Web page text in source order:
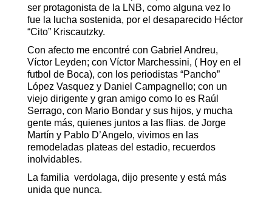
ser protagonista de la LNB, como alguna vez lo
fue la lucha sostenida, por el desaparecido Héctor
“Cito” Kriscautzky.
Con afecto me encontré con Gabriel Andreu,
Víctor Leyden; con Víctor Marchessini, ( Hoy en el
futbol de Boca), con los periodistas “Pancho”
López Vasquez y Daniel Campagnello; con un
viejo dirigente y gran amigo como lo es Raúl
Serrago, con Mario Bondar y sus hijos, y mucha
gente más, quienes juntos a las flias. de Jorge
Martín y Pablo D’Angelo, vivimos en las
remodeladas plateas del estadio, recuerdos
inolvidables.
La familia verdolaga, dijo presente y está más
unida que nunca.